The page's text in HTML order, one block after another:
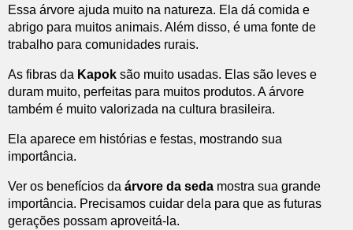
Essa árvore ajuda muito na natureza. Ela dá comida e
abrigo para muitos animais. Além disso, é uma fonte de
trabalho para comunidades rurais.
As fibras da Kapok são muito usadas. Elas são leves e
duram muito, perfeitas para muitos produtos. A árvore
também é muito valorizada na cultura brasileira.
Ela aparece em histórias e festas, mostrando sua
importância.
Ver os benefícios da árvore da seda mostra sua grande
importância. Precisamos cuidar dela para que as futuras
gerações possam aproveitá-la.